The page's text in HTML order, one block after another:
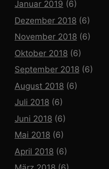
Januar 2019 (6)
Dezember 2018 (6)
November 2018 (6)
Oktober 2018 (6)
September 2018 (6)
August 2018 (6)
Juli 2018 (6)
Juni 2018 (6)
Mai 2018 (6)
April 2018 (6)